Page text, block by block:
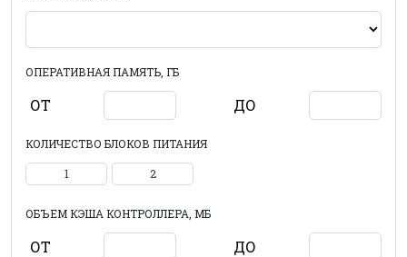
ОПЕРАТИВНАЯ ПАМЯТЬ, ГБ
ОТ ДО
КОЛИЧЕСТВО БЛОКОВ ПИТАНИЯ
1 2
ОБЪЕМ КЭША КОНТРОЛЛЕРА, МБ
ОТ ДО